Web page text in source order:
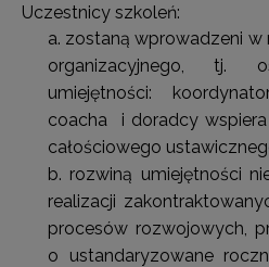
Uczestnicy szkoleń:
zostaną wprowadzeni
organizacyjnego, tj.
umiejętności:
coacha i doradcy
całościowego
rozwiną umiejętności
realizacji
procesów rozwojowych,
o ustandaryzowane